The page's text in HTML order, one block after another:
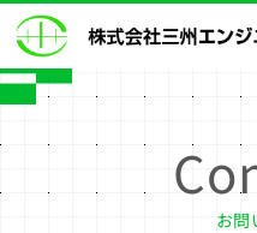
業務内容
採用情報
お問